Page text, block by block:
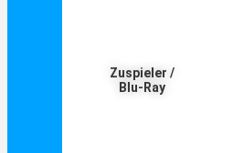
Zuspieler /
Blu-Ray